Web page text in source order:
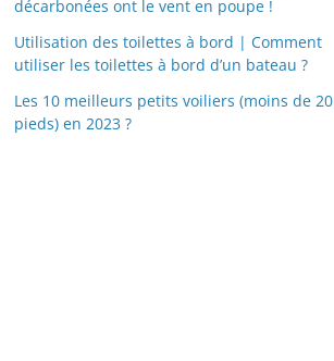
décarbonées ont le vent en poupe !
Utilisation des toilettes à bord | Comment
utiliser les toilettes à bord d’un bateau ?
Les 10 meilleurs petits voiliers (moins de 20
pieds) en 2023 ?